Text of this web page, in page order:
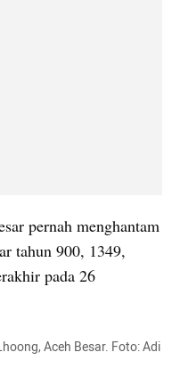
pernah menghantam
tahun 900, 1349,
pada 26
, Aceh Besar. Foto: Adi